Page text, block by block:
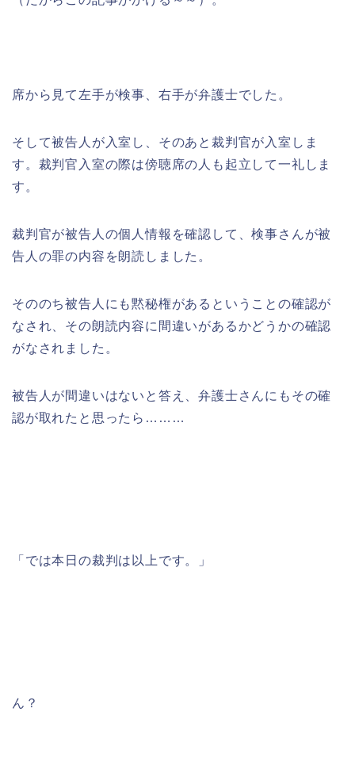
席から見て左手が検事、右手が弁護士でした。
そして被告人が入室し、そのあと裁判官が入室しま
す。裁判官入室の際は傍聴席の人も起立して一礼しま
す。
裁判官が被告人の個人情報を確認して、検事さんが被
告人の罪の内容を朗読しました。
そののち被告人にも黙秘権があるということの確認が
なされ、その朗読内容に間違いがあるかどうかの確認
がなされました。
被告人が間違いはないと答え、弁護士さんにもその確
認が取れたと思ったら………
「では本日の裁判は以上です。」
ん？